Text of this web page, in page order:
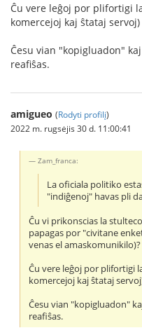
Ĉu vere leĝoj por plifortigi
komercejoj kaj ŝtataj
Ĉesu vian "kopigluadon"
reafiŝas.
amigueo (Rodyti profilį)
2022 m. rugsėjis 30 d. 11:00:41
Zam_franca:
La oficiala politiko
"indiĝenoj" havas pli
Ĉu vi prikonscias la
papagas por "civitane
venas el amaskomunikilo)?
Ĉu vere leĝoj por plifortigi
komercejoj kaj ŝtataj
Ĉesu vian "kopigluadon"
reafiŝas.